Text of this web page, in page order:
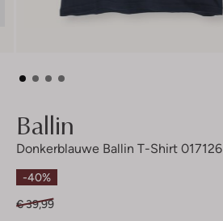
Ballin
Donkerblauwe Ballin T-Shirt 017126
-40%
€ 39,99